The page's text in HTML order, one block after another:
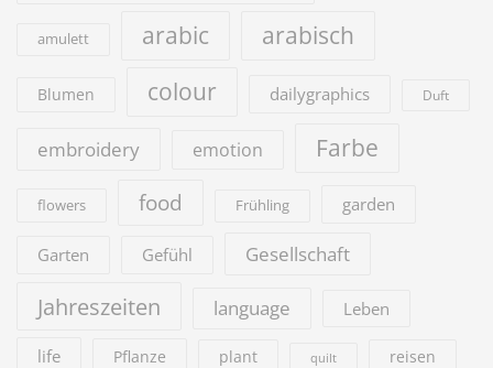
amulett arabic arabisch
Blumen colour dailygraphics Duft
embroidery emotion Farbe
flowers food Frühling garden
Garten Gefühl Gesellschaft
Jahreszeiten language Leben
life Pflanze plant quilt reisen